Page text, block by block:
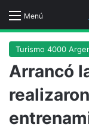
Menú
Turismo 4000
Arrancó